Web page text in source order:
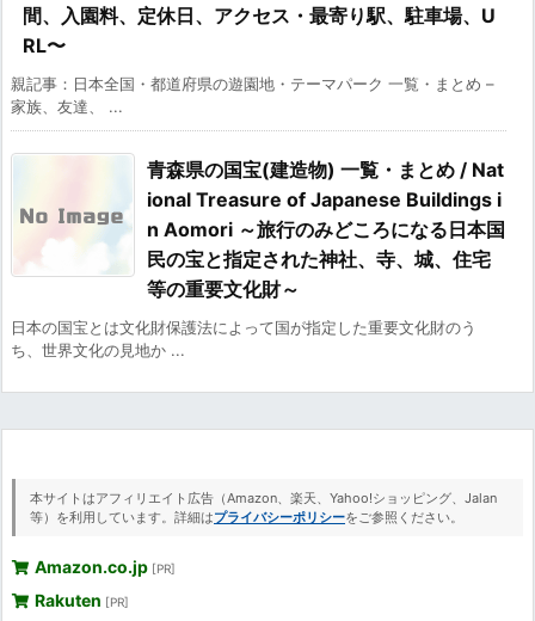
間、入園料、定休日、アクセス・最寄り駅、駐車場、U
RL〜
親記事：日本全国・都道府県の遊園地・テーマパーク 一覧・まとめ –
家族、友達、 ...
青森県の国宝(建造物) 一覧・まとめ / Nat
ional Treasure of Japanese Buildings i
n Aomori ～旅行のみどころになる日本国
民の宝と指定された神社、寺、城、住宅
等の重要文化財～
日本の国宝とは文化財保護法によって国が指定した重要文化財のう
ち、世界文化の見地か ...
本サイトはアフィリエイト広告（Amazon、楽天、Yahoo!ショッピング、Jalan
等）を利用しています。詳細はプライバシーポリシーをご参照ください。
Amazon.co.jp [PR]
Rakuten [PR]